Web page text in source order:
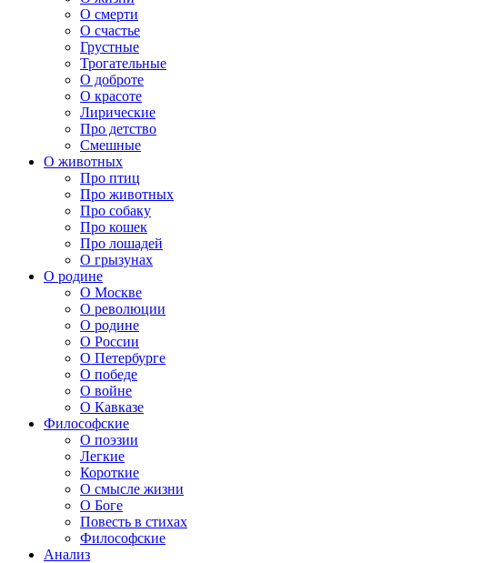
О смерти
О счастье
Грустные
Трогательные
О доброте
О красоте
Лирические
Про детство
Смешные
О животных
Про птиц
Про животных
Про собаку
Про кошек
Про лошадей
О грызунах
О родине
О Москве
О революции
О родине
О России
О Петербурге
О победе
О войне
О Кавказе
Философские
О поэзии
Легкие
Короткие
О смысле жизни
О Боге
Повесть в стихах
Философские
Анализ